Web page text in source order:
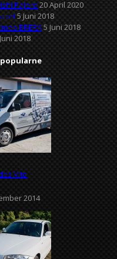
Pajero 20 April 2020
5 Juni 2018
BRERA5 Juni 2018
2018
Vito
2014